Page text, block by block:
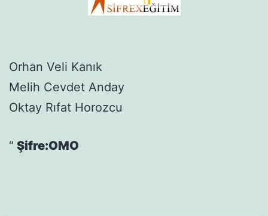
Orhan Veli Kanık
Melih Cevdet Anday
Oktay Rıfat Horozcu
Şifre:OMO